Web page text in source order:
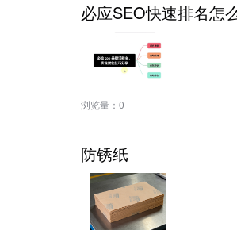
必应SEO快速排名怎
浏览量： 0
防锈纸